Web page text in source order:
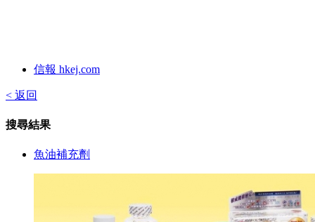
信報 hkej.com
< 返回
搜尋結果
魚油補充劑